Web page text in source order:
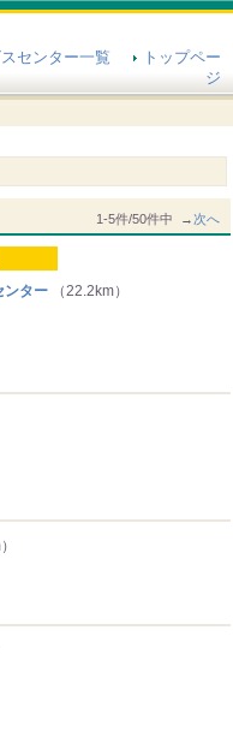
センター一覧
トップペー
ジ
1-5件/50件中 →次へ
ター （22.2km）